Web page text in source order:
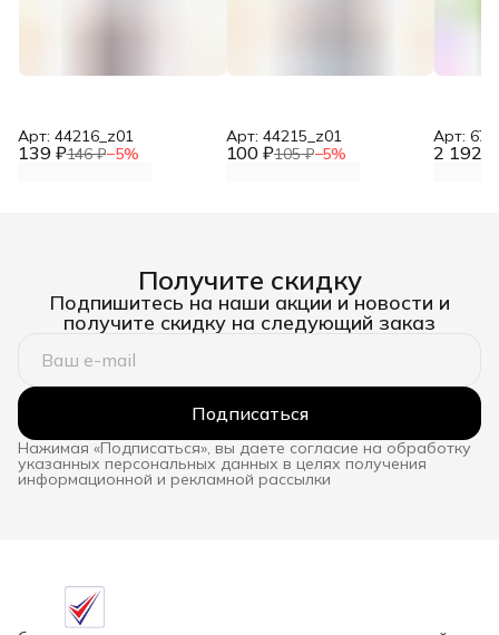
139 ₽146 ₽−5%
Арт: 44216_z01
100 ₽105 ₽−5%
Арт: 44215_z01
2 192 ₽
Арт:
Получите скидку
Подпишитесь на наши акции и новости и
получите скидку на следующий заказ
Подписаться
Нажимая «Подписаться», вы даете согласие на обработку
указанных персональных данных в целях получения
информационной и рекламной рассылки